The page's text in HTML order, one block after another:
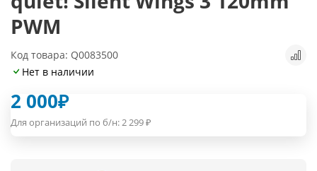
PWM
Код товара: Q0083500
Нет в наличии
2 000₽
Для организаций по б/н:2 299₽